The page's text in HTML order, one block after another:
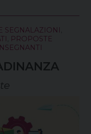
SEGNALAZIONI
PROPOSTE